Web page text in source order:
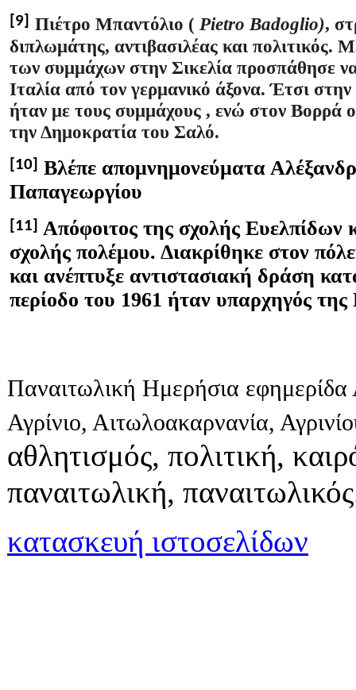
[9] Πιέτρο Μπαντόλιο ( Pietro Badoglio),
διπλωμάτης, αντιβασιλέας και πολιτικός.
των συμμάχων στην Σικελία προσπάθησε
Ιταλία από τον γερμανικό άξονα. Έτσι
ήταν με τους συμμάχους , ενώ στον Βορρά
την Δημοκρατία του Σαλό.
[10]
Βλέπε απομνημονεύματα
Παπαγεωργίου
[11] Απόφοιτος της σχολής Ευελπίδων
σχολής πολέμου. Διακρίθηκε στον
και ανέπτυξε αντιστασιακή δράση
περίοδο του 1961 ήταν υπαρχηγός
Παναιτωλική Ημερήσια εφημερίδα
Αγρίνιο, Αιτωλοακαρνανία,
αθλητισμός, πολιτική,
παναιτωλική,
κατασκευή ιστοσελίδων